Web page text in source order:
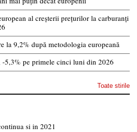
al creșterii prețurilor la carburanți
la 9,2% după metodologia europeană
5,3% pe primele cinci luni din 2026
Toate stirile
si in 2021